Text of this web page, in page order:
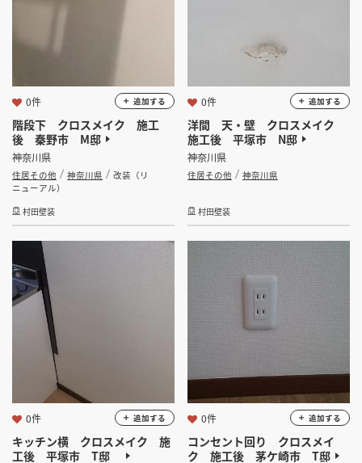
階段下 クロスメイク 施工
後 秦野市 M邸
神奈川県
住居その他 神奈川県
改装（リ
ニューアル）
村田壁装
0件 追加する
洋間 天・壁 クロスメイク
施工後 平塚市 N邸
神奈川県
住居その他 神奈川県
村田壁装
0件 追加する
キッチン横 クロスメイク 施
工後 平塚市 T邸
0件 追加する
コンセント回り クロスメイ
ク 施工後 茅ケ崎市 T邸
0件 追加する